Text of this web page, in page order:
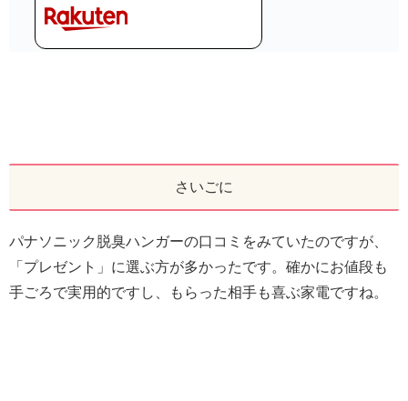
さいごに
パナソニック脱臭ハンガーの口コミをみていたのですが、
「プレゼント」に選ぶ方が多かったです。確かにお値段も
手ごろで実用的ですし、もらった相手も喜ぶ家電ですね。